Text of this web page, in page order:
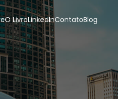
O LivroLinkedInContatoBlog